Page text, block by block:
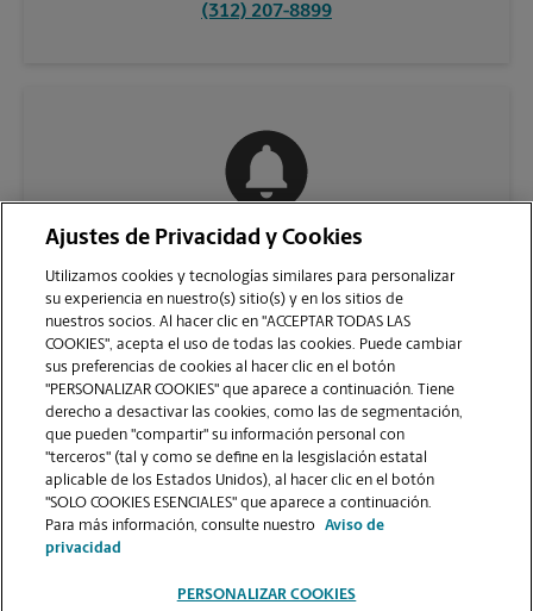
(312) 207-8899
VER LA PÁGINA DE LA TIENDA
Ajustes de Privacidad y Cookies
Utilizamos cookies y tecnologías similares para personalizar
su experiencia en nuestro(s) sitio(s) y en los sitios de
nuestros socios. Al hacer clic en "ACCEPTAR TODAS LAS
COOKIES", acepta el uso de todas las cookies. Puede cambiar
sus preferencias de cookies al hacer clic en el botón
"PERSONALIZAR COOKIES" que aparece a continuación. Tiene
derecho a desactivar las cookies, como las de segmentación,
que pueden "compartir" su información personal con
"terceros" (tal y como se define en la lesgislación estatal
aplicable de los Estados Unidos), al hacer clic en el botón
"SOLO COOKIES ESENCIALES" que aparece a continuación.
Para más información, consulte nuestro
Aviso de
privacidad
PERSONALIZAR COOKIES